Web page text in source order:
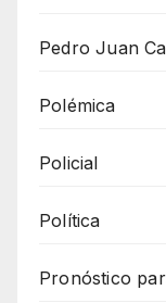
Pedro Juan
Polémica
Policial
Política
Pronóstico